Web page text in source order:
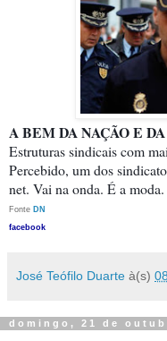
A BEM DA NAÇÃO E
Estruturas sindicais com
Percebido, um dos
net. Vai na onda. É a moda.
Fonte DN
facebook
José Teófilo Duarte à(s)
domingo, 21 de